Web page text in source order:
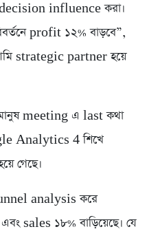
influence করা।
profit ১২% বাড়বে”,
strategic partner হয়ে
মানুষ meeting এ last কথা
Analytics 4 শিখে
গেছে।
analysis করে
sales ১৮% বাড়িয়েছে। যে